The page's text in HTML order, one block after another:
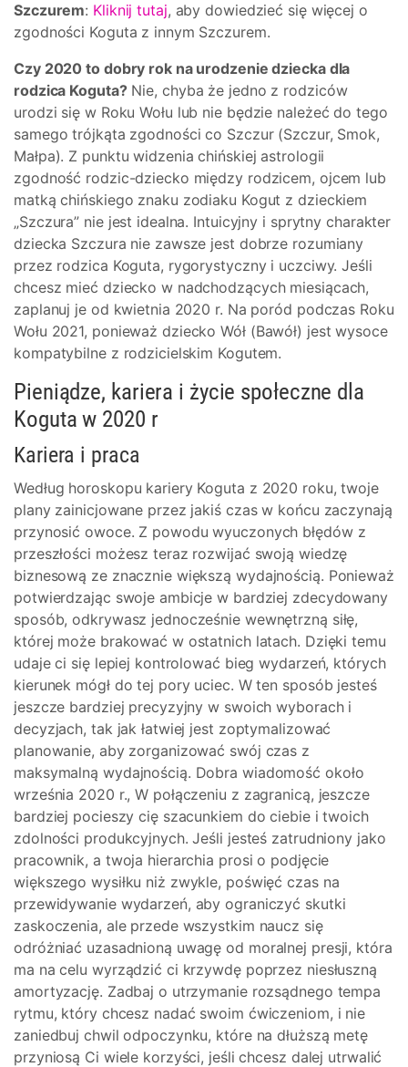
Szczurem: Kliknij tutaj, aby dowiedzieć się więcej o
zgodności Koguta z innym Szczurem.
Czy 2020 to dobry rok na urodzenie dziecka dla
rodzica Koguta?Nie, chyba że jedno z rodziców
urodzi się w Roku Wołu lub nie będzie należeć do tego
samego trójkąta zgodności co Szczur (Szczur, Smok,
Małpa). Z punktu widzenia chińskiej astrologii
zgodność rodzic-dziecko między rodzicem, ojcem lub
matką chińskiego znaku zodiaku Kogut z dzieckiem
„Szczura” nie jest idealna. Intuicyjny i sprytny charakter
dziecka Szczura nie zawsze jest dobrze rozumiany
przez rodzica Koguta, rygorystyczny i uczciwy. Jeśli
chcesz mieć dziecko w nadchodzących miesiącach,
zaplanuj je od kwietnia 2020 r. Na poród podczas Roku
Wołu 2021, ponieważ dziecko Wół (Bawół) jest wysoce
kompatybilne z rodzicielskim Kogutem.
Pieniądze, kariera i życie społeczne dla
Koguta w 2020 r
Kariera i praca
Według horoskopu kariery Koguta z 2020 roku, twoje
plany zainicjowane przez jakiś czas w końcu zaczynają
przynosić owoce. Z powodu wyuczonych błędów z
przeszłości możesz teraz rozwijać swoją wiedzę
biznesową ze znacznie większą wydajnością. Ponieważ
potwierdzając swoje ambicje w bardziej zdecydowany
sposób, odkrywasz jednocześnie wewnętrzną siłę,
której może brakować w ostatnich latach. Dzięki temu
udaje ci się lepiej kontrolować bieg wydarzeń, których
kierunek mógł do tej pory uciec. W ten sposób jesteś
jeszcze bardziej precyzyjny w swoich wyborach i
decyzjach, tak jak łatwiej jest zoptymalizować
planowanie, aby zorganizować swój czas z
maksymalną wydajnością. Dobra wiadomość około
września 2020 r., W połączeniu z zagranicą, jeszcze
bardziej pocieszy cię szacunkiem do ciebie i twoich
zdolności produkcyjnych. Jeśli jesteś zatrudniony jako
pracownik, a twoja hierarchia prosi o podjęcie
większego wysiłku niż zwykle, poświęć czas na
przewidywanie wydarzeń, aby ograniczyć skutki
zaskoczenia, ale przede wszystkim naucz się
odróżniać uzasadnioną uwagę od moralnej presji, która
ma na celu wyrządzić ci krzywdę poprzez niesłuszną
amortyzację. Zadbaj o utrzymanie rozsądnego tempa
rytmu, który chcesz nadać swoim ćwiczeniom, i nie
zaniedbuj chwil odpoczynku, które na dłuższą metę
przyniosą Ci wiele korzyści, jeśli chcesz dalej utrwalić